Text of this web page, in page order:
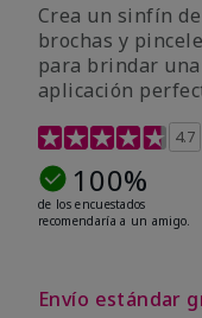
Crea un sinfín
brochas y
para brindar
aplicación
Calificación de
4.7
100%
de los encuestados
recomendaría a un amigo.
Envío estándar